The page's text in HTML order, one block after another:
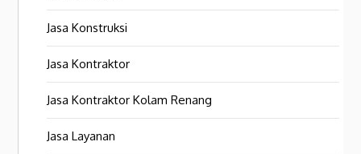
Jasa Konstruksi
Jasa Kontraktor
Jasa Kontraktor Kolam Renang
Jasa Layanan